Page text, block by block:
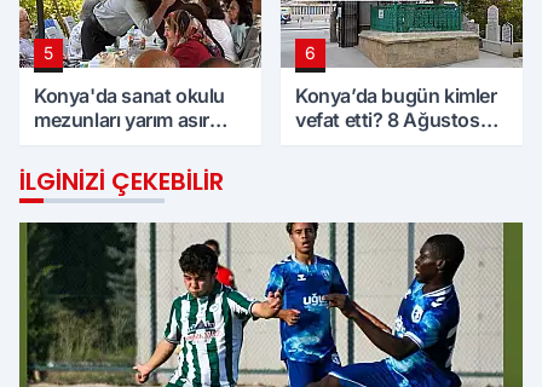
5
Konya'da sanat okulu
mezunları yarım asır
6
Konya’da bugün kimler
vefat etti? 8 Ağustos
İLGINIZI ÇEKEBILIR